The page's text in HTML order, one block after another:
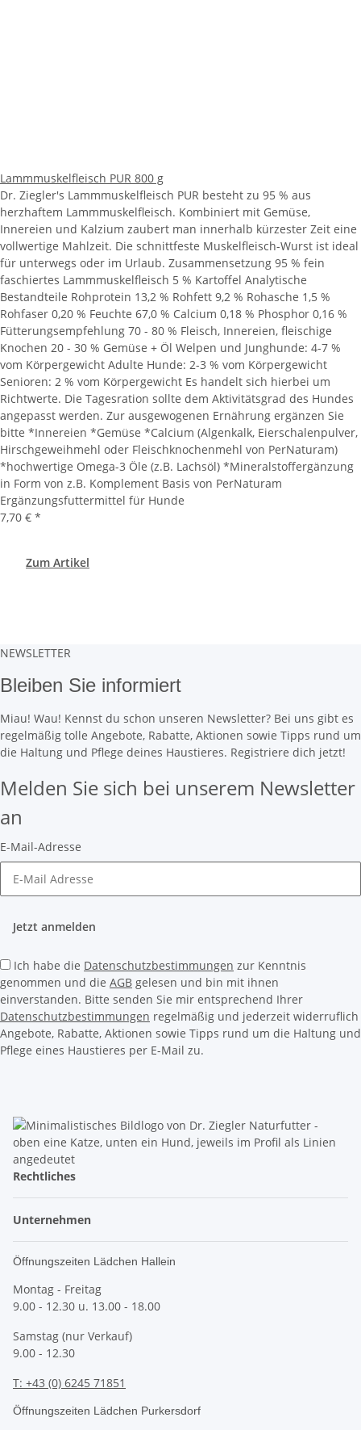
Lammmuskelfleisch PUR 800 g
Dr. Ziegler's Lammmuskelfleisch PUR besteht zu 95 % aus
herzhaftem Lammmuskelfleisch. Kombiniert mit Gemüse,
Innereien und Kalzium zaubert man innerhalb kürzester Zeit eine
vollwertige Mahlzeit. Die schnittfeste Muskelfleisch-Wurst ist ideal
für unterwegs oder im Urlaub. Zusammensetzung 95 % fein
faschiertes Lammmuskelfleisch 5 % Kartoffel Analytische
Bestandteile Rohprotein 13,2 % Rohfett 9,2 % Rohasche 1,5 %
Rohfaser 0,20 % Feuchte 67,0 % Calcium 0,18 % Phosphor 0,16 %
Fütterungsempfehlung 70 - 80 % Fleisch, Innereien, fleischige
Knochen 20 - 30 % Gemüse + Öl Welpen und Junghunde: 4-7 %
vom Körpergewicht Adulte Hunde: 2-3 % vom Körpergewicht
Senioren: 2 % vom Körpergewicht Es handelt sich hierbei um
Richtwerte. Die Tagesration sollte dem Aktivitätsgrad des Hundes
angepasst werden. Zur ausgewogenen Ernährung ergänzen Sie
bitte *Innereien *Gemüse *Calcium (Algenkalk, Eierschalenpulver,
Hirschgeweihmehl oder Fleischknochenmehl von PerNaturam)
*hochwertige Omega-3 Öle (z.B. Lachsöl) *Mineralstoffergänzung
in Form von z.B. Komplement Basis von PerNaturam
Ergänzungsfuttermittel für Hunde
7,70 € *
Zum Artikel
NEWSLETTER
Bleiben Sie informiert
Miau! Wau! Kennst du schon unseren Newsletter? Bei uns gibt es
regelmäßig tolle Angebote, Rabatte, Aktionen sowie Tipps rund um
die Haltung und Pflege deines Haustieres. Registriere dich jetzt!
Melden Sie sich bei unserem Newsletter
an
E-Mail-Adresse
Jetzt anmelden
Ich habe die Datenschutzbestimmungen zur Kenntnis
genommen und die AGB gelesen und bin mit ihnen
einverstanden. Bitte senden Sie mir entsprechend Ihrer
Datenschutzbestimmungen regelmäßig und jederzeit widerruflich
Angebote, Rabatte, Aktionen sowie Tipps rund um die Haltung und
Pflege eines Haustieres per E-Mail zu.
Rechtliches
Unternehmen
Öffnungszeiten Lädchen Hallein
Montag - Freitag
9.00 - 12.30 u. 13.00 - 18.00
Samstag (nur Verkauf)
9.00 - 12.30
T: +43 (0) 6245 71851
Öffnungszeiten Lädchen Purkersdorf